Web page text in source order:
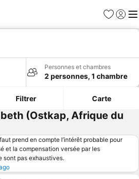
Favoris
Se
Personnes et chambres
2 personnes, 1 chambre
Filtrer Carte
(Ostkap, Afrique du
prend en compte l’intérêt probable pour
et la compensation versée par les
sont pas exhaustives.